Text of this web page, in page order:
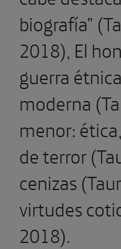
biografía”
2018), El
guerra
moderna
menor:
de terror
cenizas
virtudes
2018).